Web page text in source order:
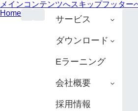
メインコンテンツへスキップフッター
Home
サービス
ダウンロード
Eラーニング
会社概要
採用情報